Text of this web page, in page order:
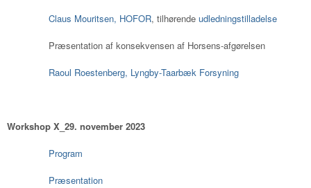
Claus Mouritsen, HOFOR, tilhørende udledningstilladelse
Præsentation af konsekvensen af Horsens-afgørelsen
Raoul Roestenberg, Lyngby-Taarbæk Forsyning
Workshop X_29. november 2023
Program
Præsentation